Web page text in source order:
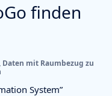
finden
mit Raumbezug zu
System”